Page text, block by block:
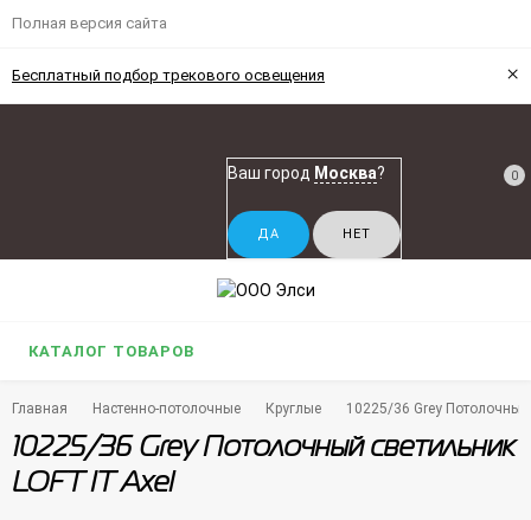
Полная версия сайта
Бесплатный подбор трекового освещения ×
Ваш город Москва? 0
КАТАЛОГ ТОВАРОВ
Главная Настенно-потолочные Круглые 10225/36 Grey
10225/36 Grey Потолочный светильник
LOFT IT Axel